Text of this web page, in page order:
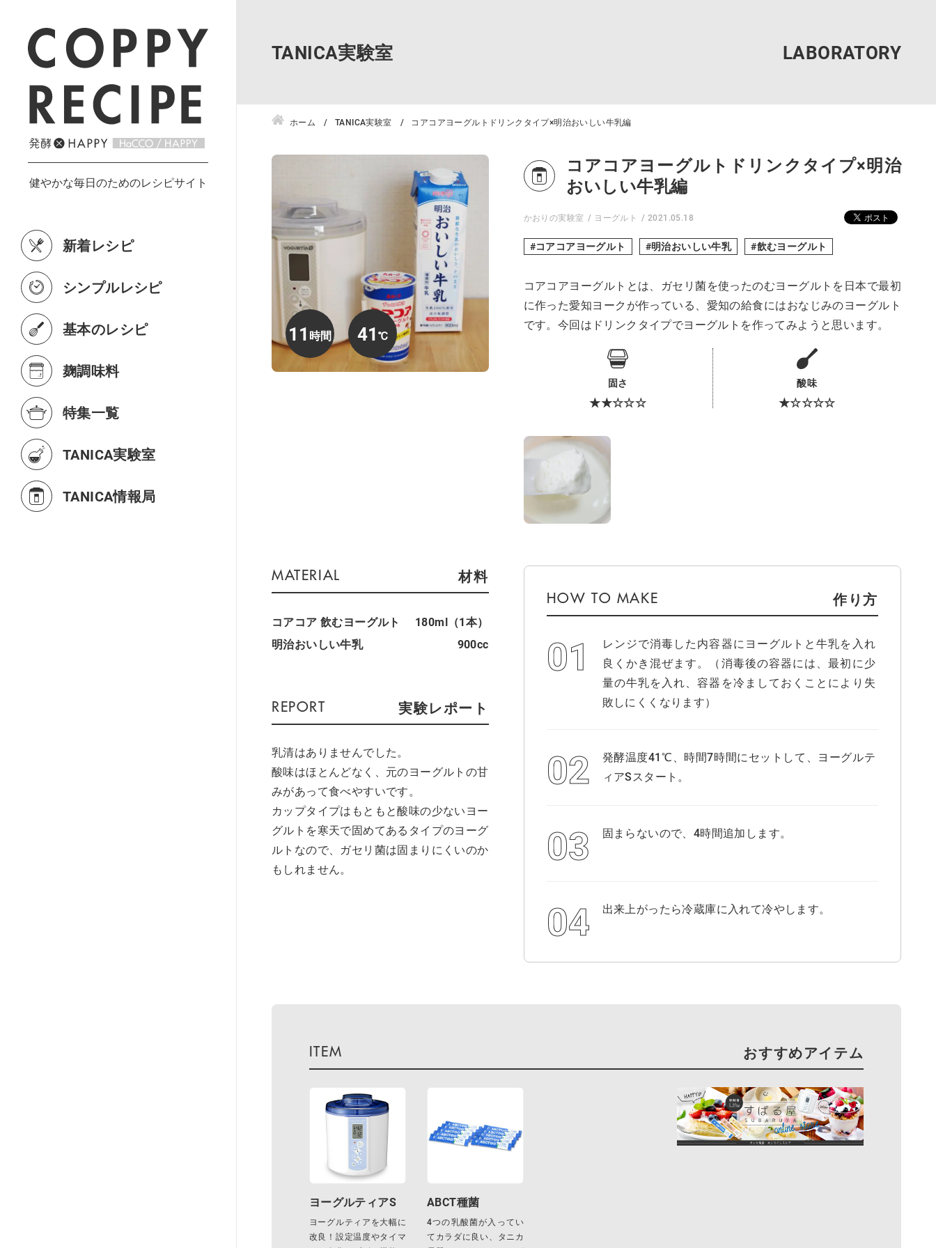
新着レシピ
シンプルレシピ
基本のレシピ
麹調味料
特集一覧
TANICA実験室
TANICA情報局
TANICA実験室
ホーム TANICA実験室 コアコアヨーグルトドリンクタイプ×明治おいしい牛乳編
11 41
コアコアヨーグルトドリンクタイプ×明治
おいしい牛乳編
かおりの実験室 ヨーグルト 2021.05.18
コアコアヨーグルト 明治おいしい牛乳 飲むヨーグルト
コアコアヨーグルトとは、ガセリ菌を使ったのむヨーグルトを日本で最初
に作った愛知ヨークが作っている、愛知の給食にはおなじみのヨーグルト
です。今回はドリンクタイプでヨーグルトを作ってみようと思います。
固さ
★★☆☆☆
酸味
★☆☆☆☆
材料
コアコア 飲むヨーグルト
180ml（1本）
明治おいしい牛乳
900cc
実験レポート
乳清はありませんでした。
酸味はほとんどなく、元のヨーグルトの甘
みがあって食べやすいです。
カップタイプはもともと酸味の少ないヨー
グルトを寒天で固めてあるタイプのヨーグ
ルトなので、ガセリ菌は固まりにくいのか
もしれません。
作り方
レンジで消毒した内容器にヨーグルトと牛乳を入れ
良くかき混ぜます。（消毒後の容器には、最初に少
量の牛乳を入れ、容器を冷ましておくことにより失
敗しにくくなります）
発酵温度41℃、時間7時間にセットして、ヨーグルテ
ィアSスタート。
固まらないので、4時間追加します。
出来上がったら冷蔵庫に入れて冷やします。
おすすめアイテム
ヨーグルティアS
ヨーグルティアを大幅に
改良！設定温度やタイマ
ABCT種菌
4つの乳酸菌が入ってい
てカラダに良い、タニカ